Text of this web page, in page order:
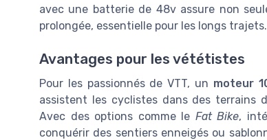
avec une batterie de 48v assure non
prolongée, essentielle pour les longs trajets.
Avantages pour les vététistes
Pour les passionnés de VTT, un moteur
assistent les cyclistes dans des terrains
Avec des options comme le Fat Bike,
conquérir des sentiers enneigés ou